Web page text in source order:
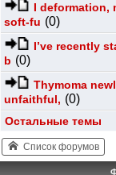
I deformation,
soft-fu (0)
I’ve recently
b (0)
Thymoma
unfaithful, (0)
Остальные темы
Список форумов